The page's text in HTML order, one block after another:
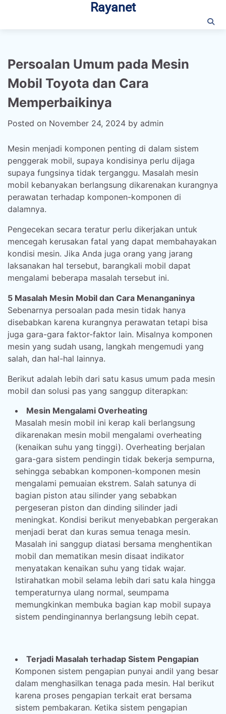
content
Rayanet
Persoalan Umum pada Mesin
Mobil Toyota dan Cara
Memperbaikinya
Posted on November 24, 2024 by admin
Mesin menjadi komponen penting di dalam sistem
penggerak mobil, supaya kondisinya perlu dijaga
supaya fungsinya tidak terganggu. Masalah mesin
mobil kebanyakan berlangsung dikarenakan kurangnya
perawatan terhadap komponen-komponen di
dalamnya.
Pengecekan secara teratur perlu dikerjakan untuk
mencegah kerusakan fatal yang dapat membahayakan
kondisi mesin. Jika Anda juga orang yang jarang
laksanakan hal tersebut, barangkali mobil dapat
mengalami beberapa masalah tersebut ini.
5 Masalah Mesin Mobil dan Cara Menanganinya
Sebenarnya persoalan pada mesin tidak hanya
disebabkan karena kurangnya perawatan tetapi bisa
juga gara-gara faktor-faktor lain. Misalnya komponen
mesin yang sudah usang, langkah mengemudi yang
salah, dan hal-hal lainnya.
Berikut adalah lebih dari satu kasus umum pada mesin
mobil dan solusi pas yang sanggup diterapkan:
Mesin Mengalami Overheating
Masalah mesin mobil ini kerap kali berlangsung
dikarenakan mesin mobil mengalami overheating
(kenaikan suhu yang tinggi). Overheating berjalan
gara-gara sistem pendingin tidak bekerja sempurna,
sehingga sebabkan komponen-komponen mesin
mengalami pemuaian ekstrem. Salah satunya di
bagian piston atau silinder yang sebabkan
pergeseran piston dan dinding silinder jadi
meningkat. Kondisi berikut menyebabkan pergerakan
menjadi berat dan kuras semua tenaga mesin.
Masalah ini sanggup diatasi bersama menghentikan
mobil dan mematikan mesin disaat indikator
menyatakan kenaikan suhu yang tidak wajar.
Istirahatkan mobil selama lebih dari satu kala hingga
temperaturnya ulang normal, seumpama
memungkinkan membuka bagian kap mobil supaya
sistem pendinginannya berlangsung lebih cepat.
Terjadi Masalah terhadap Sistem Pengapian
Komponen sistem pengapian punyai andil yang besar
dalam menghasilkan tenaga pada mesin. Hal berikut
karena proses pengapian terkait erat bersama
sistem pembakaran. Ketika sistem pengapian